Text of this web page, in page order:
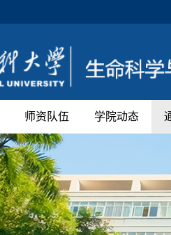
师资队伍 学院动态